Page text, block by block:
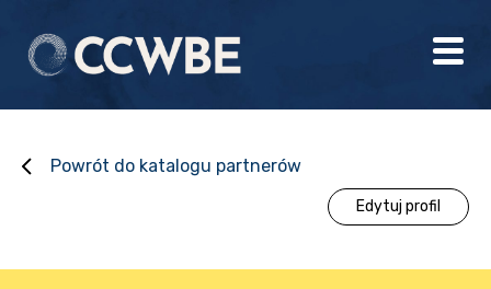
Powrót do katalogu partnerów
Edytuj profil